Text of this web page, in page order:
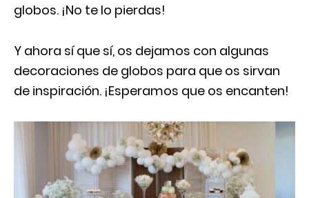
globos. ¡No te lo pierdas!
Y ahora sí que sí, os dejamos con algunas
decoraciones de globos para que os sirvan
de inspiración. ¡Esperamos que os encanten!